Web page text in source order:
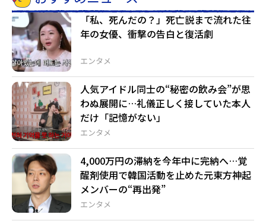
エンタメ
「私、死んだの？」死亡説まで流れた往
年の女優、衝撃の告白と復活劇
エンタメ
人気アイドル同士の“秘密の飲み会”が思
わぬ展開に…礼儀正しく接していた本人
だけ「記憶がない」
エンタメ
4,000万円の滞納を今年中に完納へ…覚
醒剤使用で韓国活動を止めた元東方神起
メンバーの“再出発”